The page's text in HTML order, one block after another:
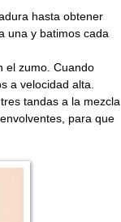
hasta obtener
una y batimos cada
el zumo. Cuando
a velocidad alta.
tandas a la mezcla
para que